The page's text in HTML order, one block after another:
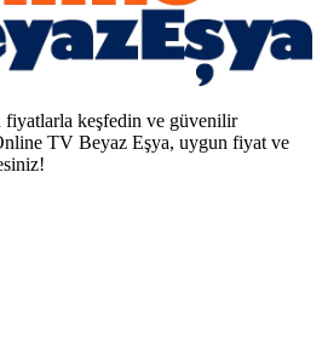
keşfedin ve güvenilir
TV Beyaz Eşya, uygun fiyat ve